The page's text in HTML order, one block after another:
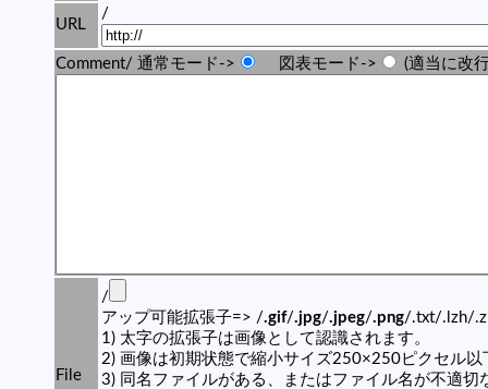
URL
/
Comment/ 通常モード-> 図表モード-> (適当に改
File
/
アップ可能拡張子=> /.gif/.jpg/.jpeg/.png/.txt/.lzh/
1) 太字の拡張子は画像として認識されます。
2) 画像は初期状態で縮小サイズ250×250ピクセル以
3) 同名ファイルがある、またはファイル名が不適切